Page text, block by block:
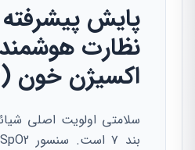
پایش
نظارت
اکسیژن خون (SpO2)
سلامتی اولویت اصلی